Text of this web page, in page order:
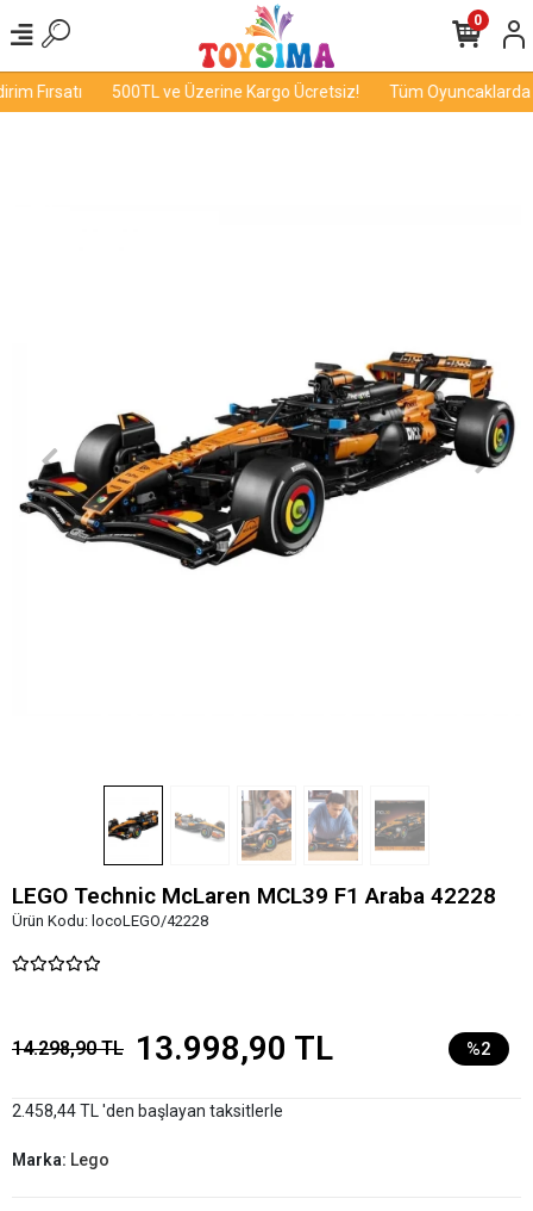
Fırsatı 500TL ve Üzerine Kargo Ücretsiz! Tüm Oyuncaklarda
0
LEGO Technic McLaren MCL39 F1 Araba 42228
Ürün Kodu: locoLEGO/42228
14.298,90 TL 13.998,90 TL %2
2.458,44 TL 'den başlayan taksitlerle
Marka: Lego